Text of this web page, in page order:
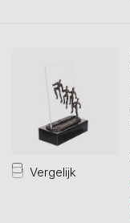
Vergelijk